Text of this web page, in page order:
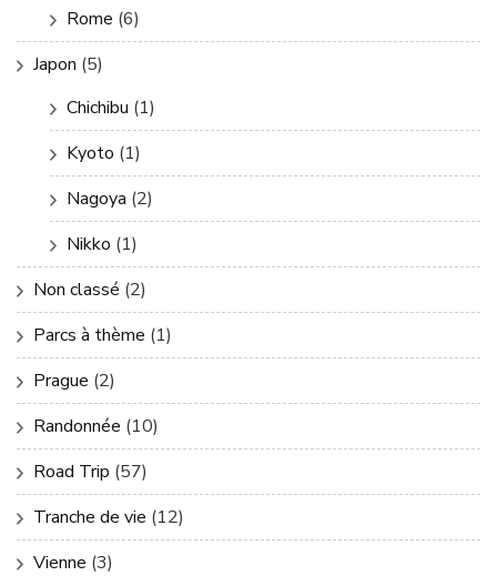
Rome (6)
Japon (5)
Chichibu (1)
Kyoto (1)
Nagoya (2)
Nikko (1)
Non classé (2)
Parcs à thème (1)
Prague (2)
Randonnée (10)
Road Trip (57)
Tranche de vie (12)
Vienne (3)